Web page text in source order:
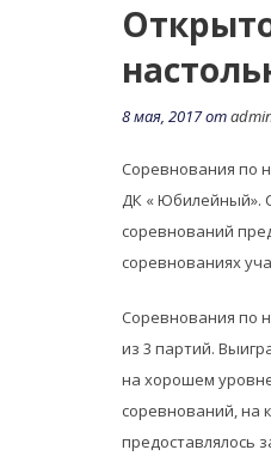
8 мая, 2017 от
Соревнования по
ДК « Юбилейный».
соревнований
соревнованиях
Соревнования по
из 3 партий.
на хорошем
соревнований, на
предоставлялось